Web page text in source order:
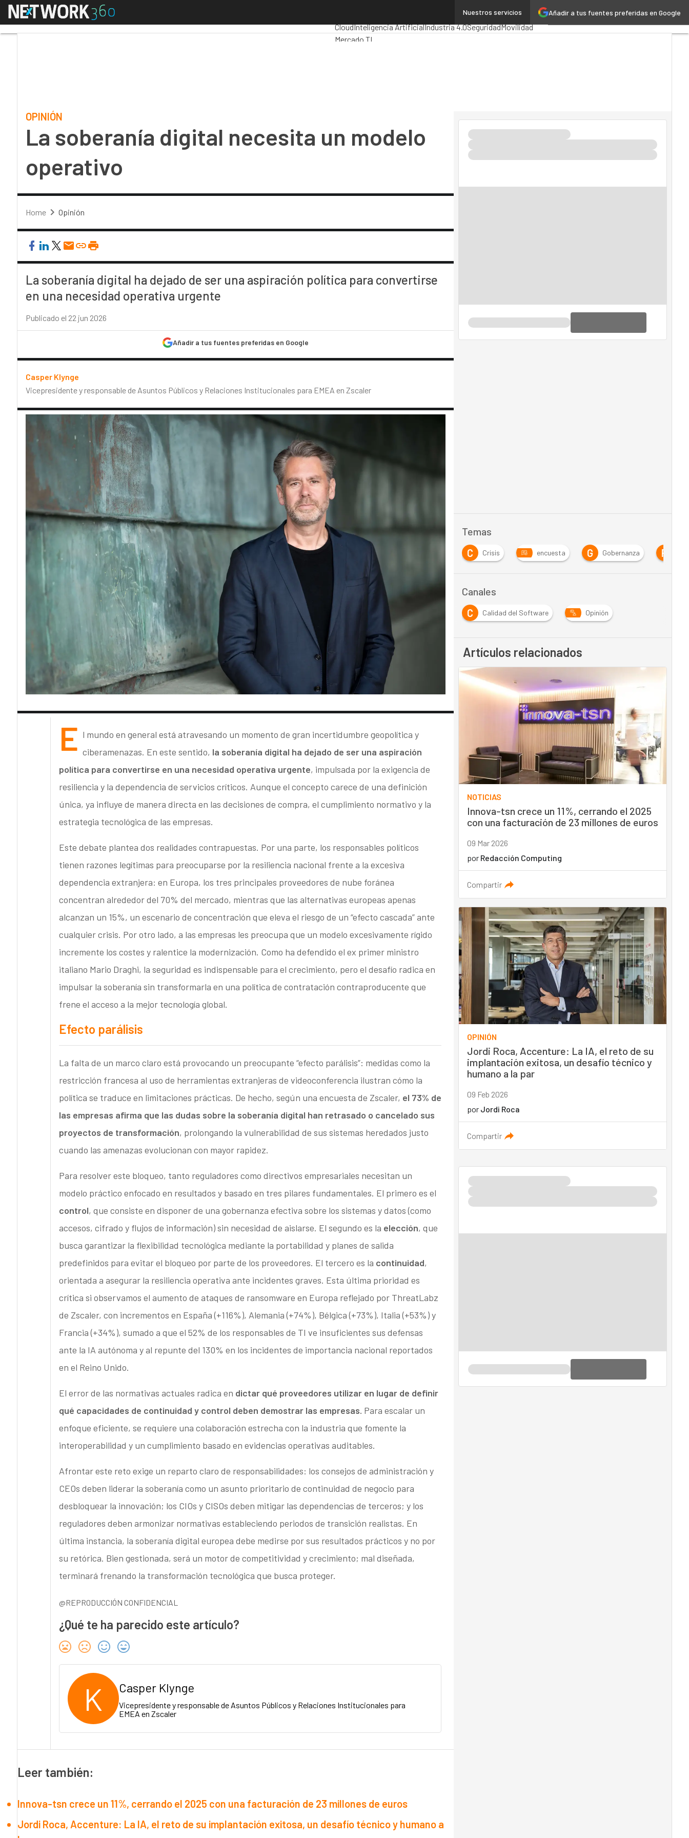
Añadir a tus fuentes preferidas en Google
Nuestros servicios
Menú
Administración PúblicaMarTech
CloudInteligencia ArtificialIndustria 4.0SeguridadMovilidad
Mercado TI
OPINIÓN
La soberanía digital necesita un modelo
operativo
Home Opinión
La soberanía digital ha dejado de ser una aspiración política para convertirse
en una necesidad operativa urgente
Publicado el 22 jun 2026
Añadir a tus fuentes preferidas en Google
Casper Klynge
Vicepresidente y responsable de Asuntos Públicos y Relaciones Institucionales para EMEA en Zscaler
E l mundo en general está atravesando un momento de gran incertidumbre geopolítica y
ciberamenazas. En este sentido, la soberanía digital ha dejado de ser una aspiración
política para convertirse en una necesidad operativa urgente, impulsada por la exigencia de
resiliencia y la dependencia de servicios críticos. Aunque el concepto carece de una definición
única, ya influye de manera directa en las decisiones de compra, el cumplimiento normativo y la
estrategia tecnológica de las empresas.
Este debate plantea dos realidades contrapuestas. Por una parte, los responsables políticos
tienen razones legítimas para preocuparse por la resiliencia nacional frente a la excesiva
dependencia extranjera: en Europa, los tres principales proveedores de nube foránea
concentran alrededor del 70% del mercado, mientras que las alternativas europeas apenas
alcanzan un 15%, un escenario de concentración que eleva el riesgo de un “efecto cascada” ante
cualquier crisis. Por otro lado, a las empresas les preocupa que un modelo excesivamente rígido
incremente los costes y ralentice la modernización. Como ha defendido el ex primer ministro
italiano Mario Draghi, la seguridad es indispensable para el crecimiento, pero el desafío radica en
impulsar la soberanía sin transformarla en una política de contratación contraproducente que
frene el acceso a la mejor tecnología global.
Efecto parálisis
La falta de un marco claro está provocando un preocupante “efecto parálisis”: medidas como la
restricción francesa al uso de herramientas extranjeras de videoconferencia ilustran cómo la
política se traduce en limitaciones prácticas. De hecho, según una encuesta de Zscaler, el 73% de
las empresas afirma que las dudas sobre la soberanía digital han retrasado o cancelado sus
proyectos de transformación, prolongando la vulnerabilidad de sus sistemas heredados justo
cuando las amenazas evolucionan con mayor rapidez.
Para resolver este bloqueo, tanto reguladores como directivos empresariales necesitan un
modelo práctico enfocado en resultados y basado en tres pilares fundamentales. El primero es el
control, que consiste en disponer de una gobernanza efectiva sobre los sistemas y datos (como
accesos, cifrado y flujos de información) sin necesidad de aislarse. El segundo es la elección, que
busca garantizar la flexibilidad tecnológica mediante la portabilidad y planes de salida
predefinidos para evitar el bloqueo por parte de los proveedores. El tercero es la continuidad,
orientada a asegurar la resiliencia operativa ante incidentes graves. Esta última prioridad es
crítica si observamos el aumento de ataques de ransomware en Europa reflejado por ThreatLabz
de Zscaler, con incrementos en España (+116%), Alemania (+74%), Bélgica (+73%), Italia (+53%) y
Francia (+34%), sumado a que el 52% de los responsables de TI ve insuficientes sus defensas
ante la IA autónoma y al repunte del 130% en los incidentes de importancia nacional reportados
en el Reino Unido.
El error de las normativas actuales radica en dictar qué proveedores utilizar en lugar de definir
qué capacidades de continuidad y control deben demostrar las empresas. Para escalar un
enfoque eficiente, se requiere una colaboración estrecha con la industria que fomente la
interoperabilidad y un cumplimiento basado en evidencias operativas auditables.
Afrontar este reto exige un reparto claro de responsabilidades: los consejos de administración y
CEOs deben liderar la soberanía como un asunto prioritario de continuidad de negocio para
desbloquear la innovación; los CIOs y CISOs deben mitigar las dependencias de terceros; y los
reguladores deben armonizar normativas estableciendo periodos de transición realistas. En
última instancia, la soberanía digital europea debe medirse por sus resultados prácticos y no por
su retórica. Bien gestionada, será un motor de competitividad y crecimiento; mal diseñada,
terminará frenando la transformación tecnológica que busca proteger.
@REPRODUCCIÓN CONFIDENCIAL
¿Qué te ha parecido este artículo?
K Casper Klynge
Vicepresidente y responsable de Asuntos Públicos y Relaciones Institucionales para
EMEA en Zscaler
Leer también:
Innova-tsn crece un 11%, cerrando el 2025 con una facturación de 23 millones de euros
Jordi Roca, Accenture: La IA, el reto de su implantación exitosa, un desafío técnico y humano a
Temas
C Crisis encuesta G Gobernanza R
Canales
C
Calidad del Software Opinión
Artículos relacionados
NOTICIAS
Innova-tsn crece un 11%, cerrando el 2025
con una facturación de 23 millones de euros
09 Mar 2026
por Redacción Computing
Compartir
OPINIÓN
Jordi Roca, Accenture: La IA, el reto de su
implantación exitosa, un desafío técnico y
humano a la par
09 Feb 2026
por Jordi Roca
Compartir